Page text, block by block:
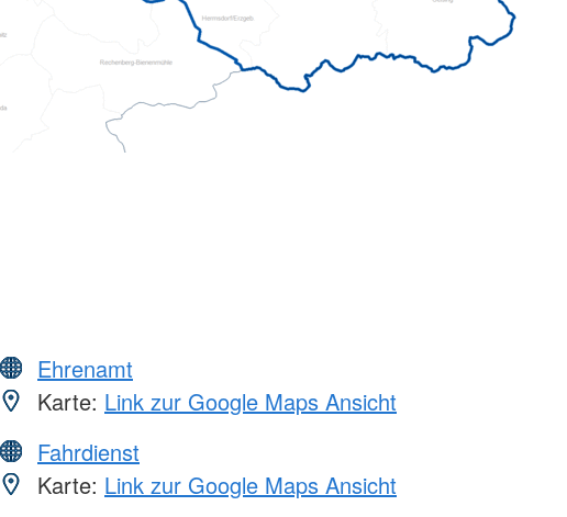
Ehrenamt
Karte: Link zur Google Maps Ansicht
Fahrdienst
Karte: Link zur Google Maps Ansicht